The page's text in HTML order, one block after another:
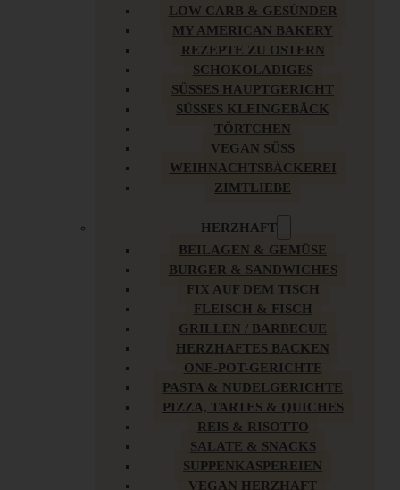
LOW CARB & GESÜNDER
MY AMERICAN BAKERY
REZEPTE ZU OSTERN
SCHOKOLADIGES
SÜSSES HAUPTGERICHT
SÜSSES KLEINGEBÄCK
TÖRTCHEN
VEGAN SÜSS
WEIHNACHTSBÄCKEREI
ZIMTLIEBE
HERZHAFT
BEILAGEN & GEMÜSE
BURGER & SANDWICHES
FIX AUF DEM TISCH
FLEISCH & FISCH
GRILLEN / BARBECUE
HERZHAFTES BACKEN
ONE-POT-GERICHTE
PASTA & NUDELGERICHTE
PIZZA, TARTES & QUICHES
REIS & RISOTTO
SALATE & SNACKS
SUPPENKASPEREIEN
VEGAN HERZHAFT